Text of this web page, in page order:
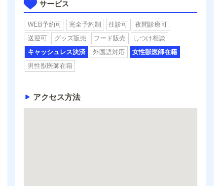
サービス
WEB予約可 完全予約制 往診可
夜間診療可
送迎可
グッズ販売 フード販売
しつけ相談
キャッシュレス決済
外国語対応
女性獣医師在籍
男性獣医師在籍
アクセス方法